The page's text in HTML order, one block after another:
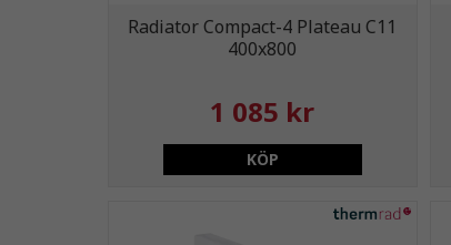
Radiator Compact-4 Plateau C11
400x800
1 085 kr
KÖP